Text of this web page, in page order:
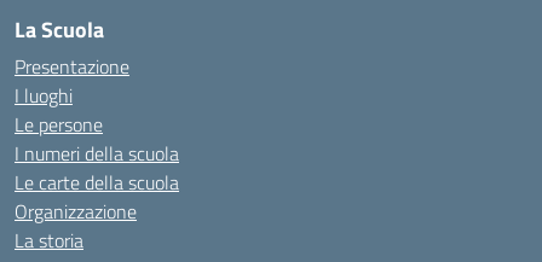
La Scuola
Presentazione
I luoghi
Le persone
I numeri della scuola
Le carte della scuola
Organizzazione
La storia